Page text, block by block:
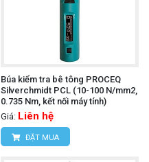
Búa kiểm tra bê tông PROCEQ
Silverchmidt PCL (10-100 N/mm2,
0.735 Nm, kết nối máy tính)
Giá: Liên hệ
ĐẶT MUA